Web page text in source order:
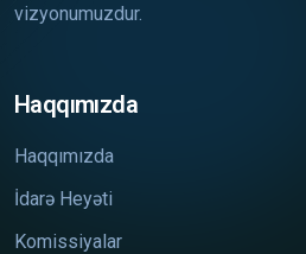
vizyonumuzdur.
Haqqımızda
Haqqımızda
İdarə Heyəti
Komissiyalar